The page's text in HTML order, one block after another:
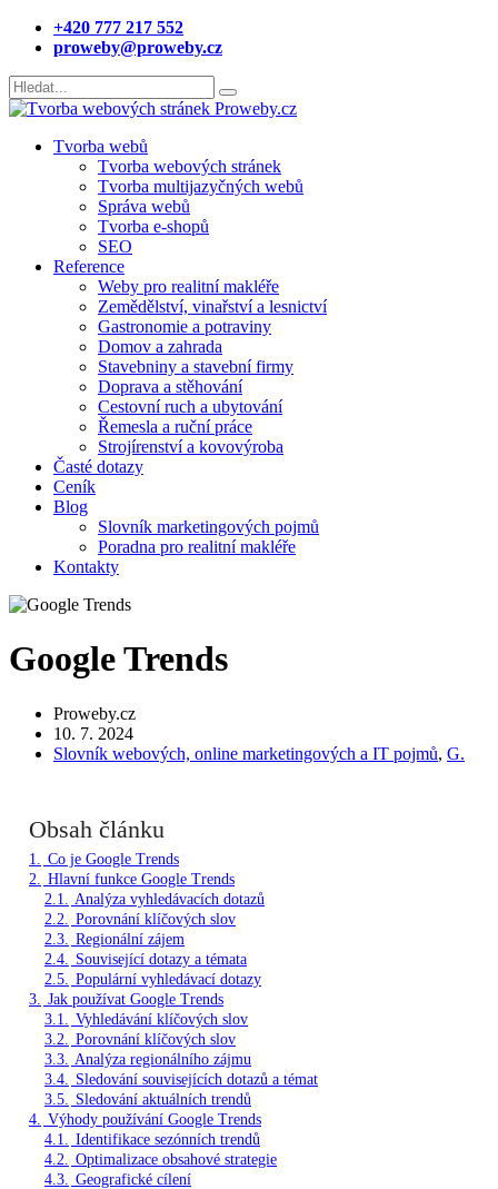
+420 777 217 552
proweby@proweby.cz
Tvorba webů
Tvorba webových stránek
Tvorba multijazyčných webů
Správa webů
Tvorba e-shopů
SEO
Reference
Weby pro realitní makléře
Zemědělství, vinařství a lesnictví
Gastronomie a potraviny
Domov a zahrada
Stavebniny a stavební firmy
Doprava a stěhování
Cestovní ruch a ubytování
Řemesla a ruční práce
Strojírenství a kovovýroba
Časté dotazy
Ceník
Blog
Slovník marketingových pojmů
Poradna pro realitní makléře
Kontakty
Google Trends
Proweby.cz
10. 7. 2024
Slovník webových, online marketingových a IT pojmů, G.
Obsah článku
1.
Co je Google Trends
2.
Hlavní funkce Google Trends
2.1.
Analýza vyhledávacích dotazů
2.2.
Porovnání klíčových slov
2.3.
Regionální zájem
2.4.
Související dotazy a témata
2.5.
Populární vyhledávací dotazy
3.
Jak používat Google Trends
3.1.
Vyhledávání klíčových slov
3.2.
Porovnání klíčových slov
3.3.
Analýza regionálního zájmu
3.4.
Sledování souvisejících dotazů a témat
3.5.
Sledování aktuálních trendů
4.
Výhody používání Google Trends
4.1.
Identifikace sezónních trendů
4.2.
Optimalizace obsahové strategie
4.3.
Geografické cílení